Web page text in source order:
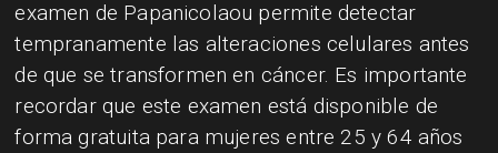
examen de Papanicolaou permite detectar
tempranamente las alteraciones celulares antes
de que se transformen en cáncer. Es importante
recordar que este examen está disponible de
forma gratuita para mujeres entre 25 y 64 años